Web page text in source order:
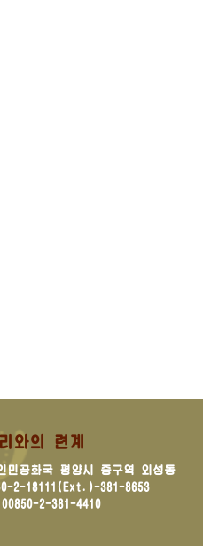
와의 련계
민공화국 평양시 중구역 외성동
2-18111(Ext.)-381-8653
2-381-4410